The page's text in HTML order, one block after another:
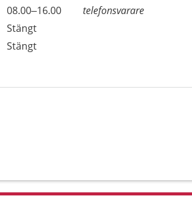
08.00–16.00
telefonsvarare
Stängt
Stängt